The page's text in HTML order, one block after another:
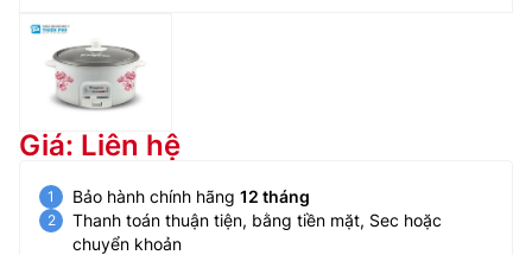
Giá: Liên hệ
Bảo hành chính hãng 12 tháng
Thanh toán thuận tiện, bằng tiền mặt, Sec hoặc
chuyển khoản